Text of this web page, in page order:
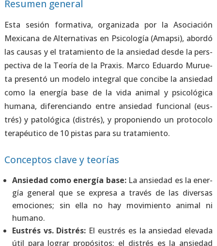
Resumen general
Esta sesión for­ma­ti­va, orga­ni­za­da por la Aso­cia­ción
Mexi­ca­na de Alter­na­ti­vas en Psi­co­lo­gía (Amap­si), abor­dó
las cau­sas y el tra­ta­mien­to de la ansie­dad des­de la pers­
pec­ti­va de la Teo­ría de la Pra­xis. Mar­co Eduar­do Murue­
ta pre­sen­tó un mode­lo inte­gral que con­ci­be la ansie­dad
como la ener­gía base de la vida ani­mal y psi­co­ló­gi­ca
huma­na, dife­ren­cian­do entre ansie­dad fun­cio­nal (eus­
trés) y pato­ló­gi­ca (dis­trés), y pro­po­nien­do un pro­to­co­lo
tera­péu­ti­co de 10 pis­tas para su tra­ta­mien­to.
Conceptos clave y teorías
Ansie­dad como ener­gía base:La ansie­dad es la ener­
gía gene­ral que se expre­sa a tra­vés de las diver­sas
emo­cio­nes; sin ella no hay movi­mien­to ani­mal ni
humano.
Eus­trés vs. Dis­trés: El eus­trés es la ansie­dad ele­va­da
útil para lograr pro­pó­si­tos; el dis­trés es la ansie­dad